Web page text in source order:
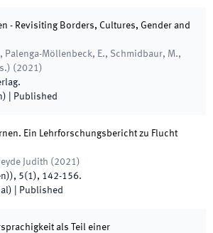
- Revisiting Borders, Cultures, Gender and
Palenga-Möllenbeck, E., Schmidbaur, M.,
) ( 2021)
.
Published
Ein Lehrforschungsbericht zu Flucht
Judith ( 2021)
), 5(1), 142-156.
Published
als Teil einer